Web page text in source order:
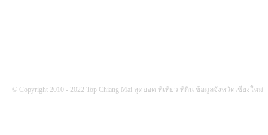
© Copyright 2010 - 2022 Top Chiang Mai สุดยอด ที่เที่ยว ที่กิน ข้อมูลจังหวัดเชียงใหม่